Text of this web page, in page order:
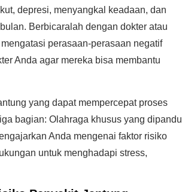
depresi, menyangkal keadaan, dan
Berbicaralah dengan dokter atau
perasaan-perasaan negatif
Anda agar mereka bisa membantu
yang dapat mempercepat proses
bagian: Olahraga khusus yang dipandu
Anda mengenai faktor risiko
untuk menghadapi stress,